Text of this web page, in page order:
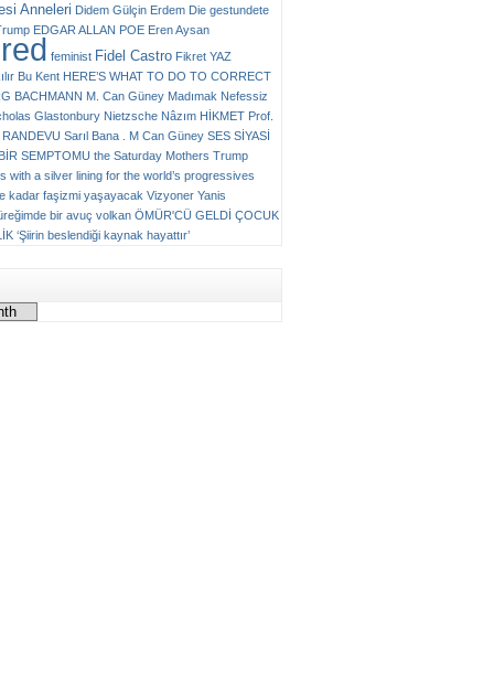
Anneleri Didem Gülçin Erdem Die gestundete
EDGAR ALLAN POE Eren Aysan
feminist Fidel Castro Fikret YAZ
Bu Kent HERE’S WHAT TO DO TO CORRECT
BACHMANN M. Can Güney Madımak Nefessiz
Glastonbury Nietzsche Nâzım HİKMET Prof.
RANDEVU Sarıl Bana . M Can Güney SES SİYASİ
SEMPTOMU the Saturday Mothers Trump
with a silver lining for the world’s progressives
kadar faşizmi yaşayacak Vizyoner Yanis
bir avuç volkan ÖMÜR'CÜ GELDİ ÇOCUK
‘Şiirin beslendiği kaynak hayattır’